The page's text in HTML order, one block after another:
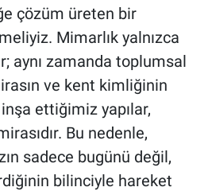
çözüm üreten bir
Mimarlık yalnızca
aynı zamanda toplumsal
ve kent kimliğinin
inşa ettiğimiz yapılar,
Bu nedenle,
sadece bugünü değil,
bilinciyle hareket